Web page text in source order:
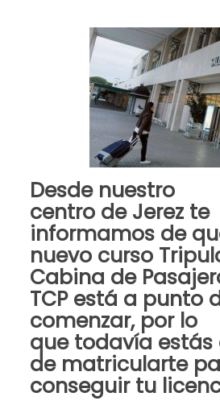
Desde nuestro
centro deJerez te
informamos de
nuevo curso
Cabina de
TCPestá a punto
comenzar, por lo
que todavía
de matricularte
conseguir tu